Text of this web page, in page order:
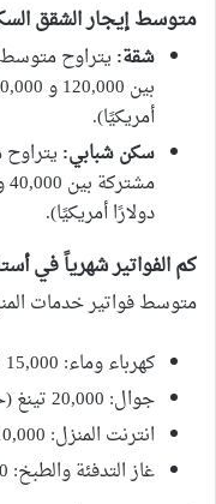
متوسط إيجار الشقق
شقة:يتراوح
أمريكيًا).
سكن شبابي:
دولارًا أمريكيًا).
كم الفواتير شهرياً في
متوسط فواتير خدمات
كهرباء وماء: 15,000 تينغ (حوالي 34 دولارًا أمريكيًا)
جوال: 20,000 تينغ (حوالي 45 دولارًا أمريكيًا)
انترنت المنزل: 10,000 تينغ (حوالي 23 دولارًا أمريكيًا)
غاز التدفئة والطبخ: 25,000 تينغ (حوالي 56 دولارًا أمريكيًا)